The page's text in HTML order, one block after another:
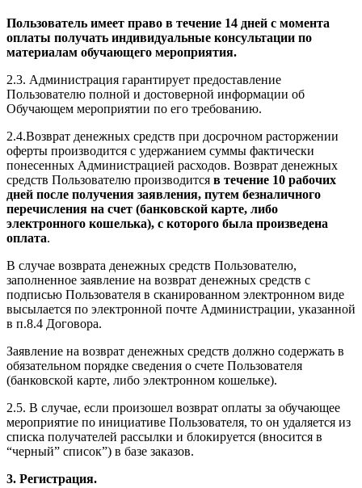
Пользователь имеет право в течение 14 дней с момента
оплаты получать индивидуальные консультации по
материалам обучающего мероприятия.
2.3. Администрация гарантирует предоставление
Пользователю полной и достоверной информации об
Обучающем мероприятии по его требованию.
2.4.Возврат денежных средств при досрочном расторжении
оферты производится с удержанием суммы фактически
понесенных Администрацией расходов. Возврат денежных
средств Пользователю производится в течение 10 рабочих
дней после получения заявления, путем безналичного
перечисления на счет (банковской карте, либо
электронного кошелька), с которого была произведена
оплата.
В случае возврата денежных средств Пользователю,
заполненное заявление на возврат денежных средств с
подписью Пользователя в сканированном электронном виде
высылается по электронной почте Администрации, указанной
в п.8.4 Договора.
Заявление на возврат денежных средств должно содержать в
обязательном порядке сведения о счете Пользователя
(банковской карте, либо электронном кошельке).
2.5. В случае, если произошел возврат оплаты за обучающее
мероприятие по инициативе Пользователя, то он удаляется из
списка получателей рассылки и блокируется (вносится в
“черный” список”) в базе заказов.
3. Регистрация.